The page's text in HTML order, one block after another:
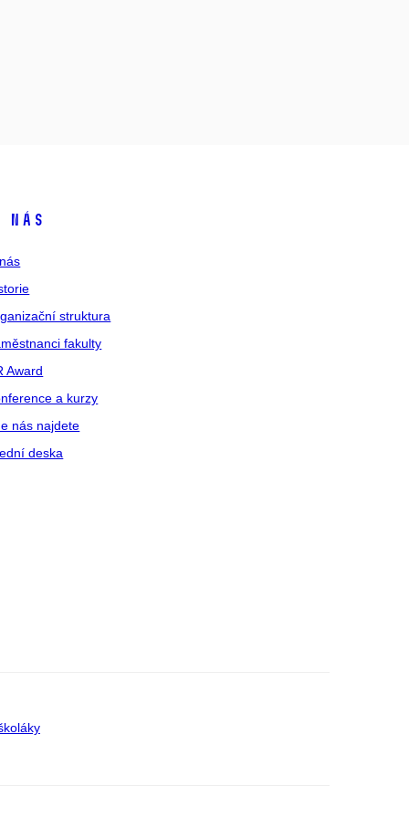
nás
struktura
fakulty
Award
a kurzy
nás najdete
deska